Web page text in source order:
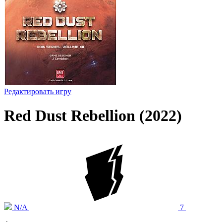
Редактировать игру
Red Dust Rebellion (2022)
N/A
7